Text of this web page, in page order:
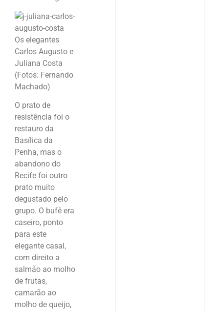
Os elegantes
Carlos Augusto e
Juliana Costa
(Fotos: Fernando
Machado)
O prato de
resistência foi o
restauro da
Basílica da
Penha, mas o
abandono do
Recife foi outro
prato muito
degustado pelo
grupo. O bufê era
caseiro, ponto
para este
elegante casal,
com direito a
salmão ao molho
de frutas,
camarão ao
molho de queijo,